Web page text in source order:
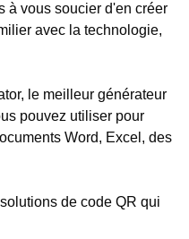
à vous soucier d'en créer
avec la technologie,
le meilleur générateur
pouvez utiliser pour
Word, Excel, des
de code QR qui